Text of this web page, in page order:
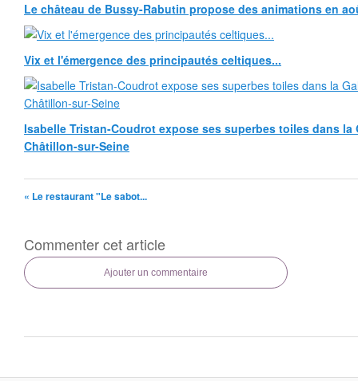
Le château de Bussy-Rabutin propose des animations en
Vix et l'émergence des principautés celtiques...
Isabelle Tristan-Coudrot expose ses superbes toiles dans la
Châtillon-sur-Seine
« Le restaurant "Le sabot...
Commenter cet article
Ajouter un commentaire